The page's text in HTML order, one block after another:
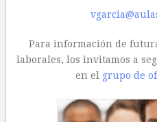
Para información de
laborales, los invitamos a
en el grupo de